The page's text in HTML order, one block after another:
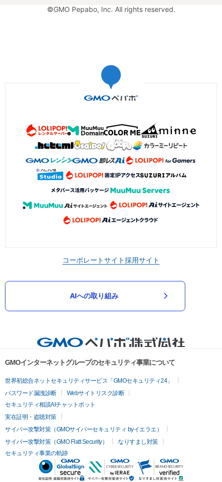
©GMO Pepabo, Inc. All rights reserved.
コーポレートサイト採用サイト
AIへの取り組み
GMOインターネットグループのセキュリティ事業について
世界初総合ネットセキュリティサービス「GMOセキュリティ24」
パスワード漏洩診断
Webサイトリスク診断
セキュリティ相談AIチャットボット
実在証明・盗聴対策
サイバー攻撃対策（GMOサイバーセキュリティ byイエラエ）
サイバー攻撃対策（GMO Flatt Security）
なりすまし対策
セキュリティ事業の軌跡